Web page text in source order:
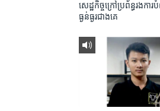
សេដ្ឋកិច្ចក្រៅប្រព័ន្ធរងការ
ធ្ងន់ធ្ងរជាងគេ